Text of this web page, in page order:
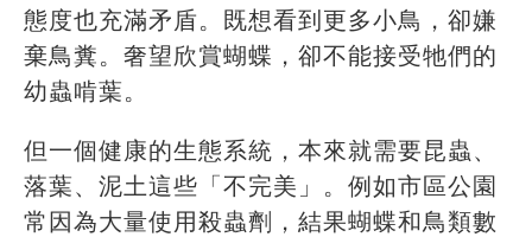
態度也充滿矛盾。既想看到更多小鳥，卻嫌
棄鳥糞。奢望欣賞蝴蝶，卻不能接受牠們的
幼蟲啃葉。
但一個健康的生態系統，本來就需要昆蟲、
落葉、泥土這些「不完美」。例如市區公園
常因為大量使用殺蟲劑，結果蝴蝶和鳥類數